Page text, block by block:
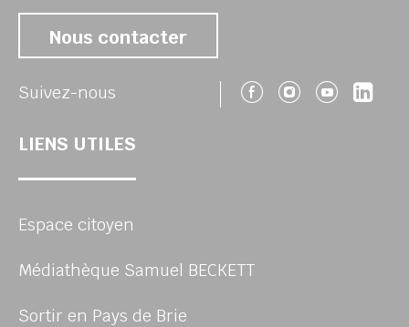
Nous contacter
Suivez-nous Suivez-nous
Suivez-
LIENS UTILES
Espace citoyen
Médiathèque Samuel BECKETT
Sortir en Pays de Brie